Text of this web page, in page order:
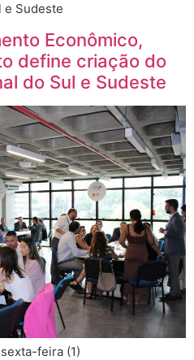
e Sudeste
Econômico,
define criação do
do Sul e Sudeste
feira (1)